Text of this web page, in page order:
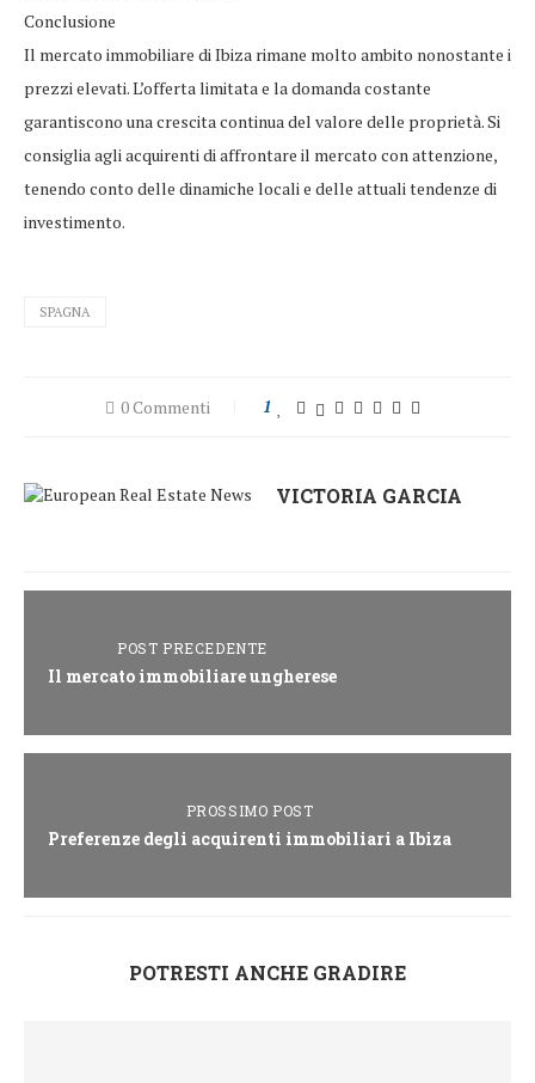
Conclusione
Il mercato immobiliare di Ibiza rimane molto ambito nonostante i
prezzi elevati. L’offerta limitata e la domanda costante
garantiscono una crescita continua del valore delle proprietà. Si
consiglia agli acquirenti di affrontare il mercato con attenzione,
tenendo conto delle dinamiche locali e delle attuali tendenze di
investimento.
SPAGNA
0 Commenti 1
VICTORIA GARCIA
POST PRECEDENTE
Il mercato immobiliare ungherese
PROSSIMO POST
Preferenze degli acquirenti immobiliari a Ibiza
POTRESTI ANCHE GRADIRE